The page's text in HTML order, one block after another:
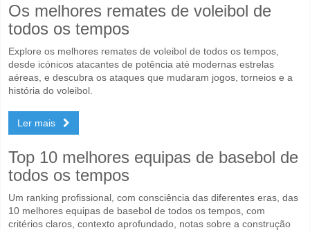
Os melhores remates de voleibol de
todos os tempos
Explore os melhores remates de voleibol de todos os tempos,
desde icónicos atacantes de potência até modernas estrelas
aéreas, e descubra os ataques que mudaram jogos, torneios e a
história do voleibol.
Ler mais
Top 10 melhores equipas de basebol de
todos os tempos
Um ranking profissional, com consciência das diferentes eras, das
10 melhores equipas de basebol de todos os tempos, com
critérios claros, contexto aprofundado, notas sobre a construção